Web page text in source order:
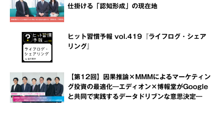
仕掛ける「認知形成」の現在地
ヒット習慣予報 vol.419『ライフログ・シェア
リング』
【第12回】因果推論×MMMによるマーケティン
グ投資の最適化―エディオン×博報堂がGoogle
と共同で実践するデータドリブンな意思決定―